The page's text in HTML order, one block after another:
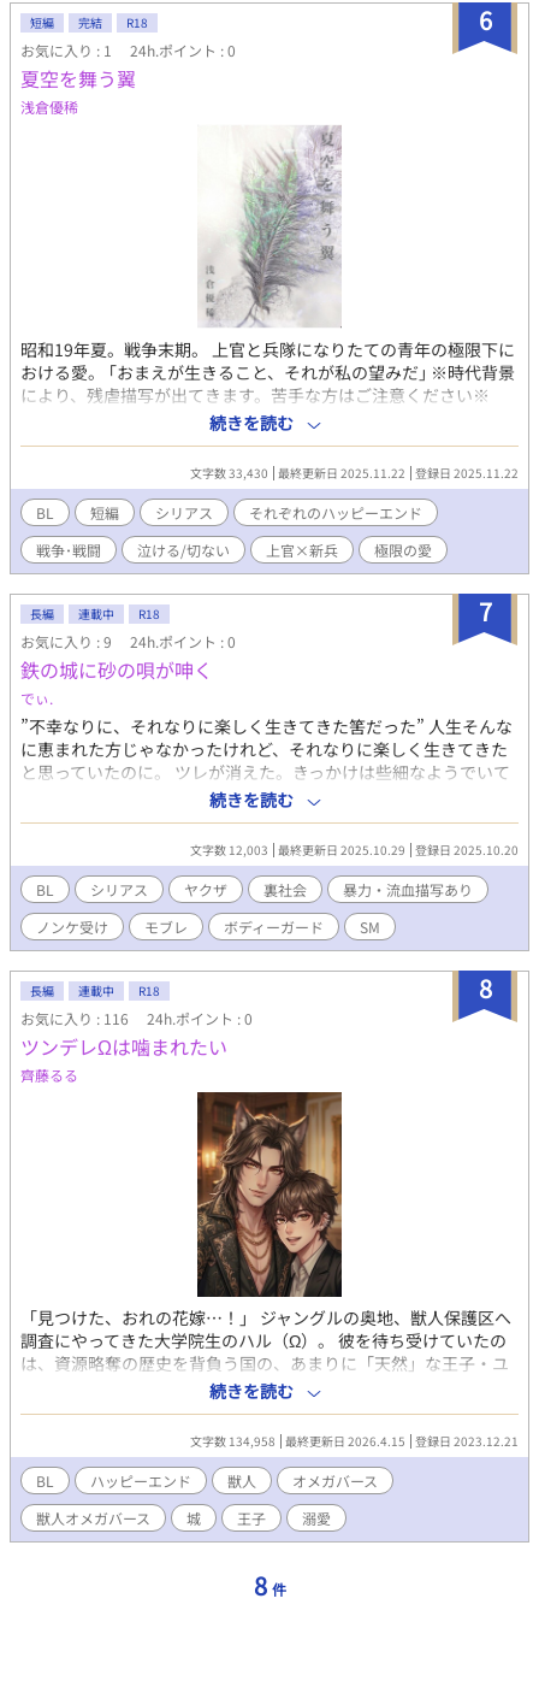
6
短編 完結 R18
お気に入り : 1 24h.ポイント : 0
夏空を舞う翼
浅倉優稀
昭和19年夏。戦争末期。 上官と兵隊になりたての青年の極限下に
おける愛。 ｢おまえが生きること、それが私の望みだ｣ ※時代背景
により、残虐描写が出てきます。苦手な方はご注意ください※
昭和十九年、戦争末期。 十九歳の瀬川将希は日本のはるか南の
島で連合軍と交戦中だった。 将希の隊を率いているのは朝来野
伴行中将。 長身で男ぶりのするこの中将は人望も厚く、兵たち
の憧れだったが、将希が彼に抱く気持ちは、胸の奥が切なく締め
付けられる尊敬や憧れとは異質の痛みだった。 上官であり男性
の朝来野に抱く思いが何なのか、将希は迷い戸惑いながら、ジャ
ングルの中を彷徨う…… この作品は、数年前に新人賞に応募し
たものを加筆修正しています。
続きを読む
文字数 33,430 最終更新日 2025.11.22 登録日 2025.11.22
BL 短編 シリアス
それぞれのハッピーエンド
戦争･戦闘
泣ける/切ない 上官×新兵 極限の愛
7
長編 連載中 R18
お気に入り : 9 24h.ポイント : 0
鉄の城に砂の唄が呻く
でぃ.
”不幸なりに、それなりに楽しく生きてきた筈だった” 人生そんな
に恵まれた方じゃなかったけれど、それなりに楽しく生きてきた
と思っていたのに。 ツレが消えた。きっかけは些細なようでいて
そうでもなかったけれど、とにかくいつもつるんでいたツレが界
隈に姿を見せなくなって一週間、口約束で借りていた数百万の借
金を急に返せと督促を喰らったかと思ったら、終いには母さんが
突然死んだ。 人生の坂を急転直下で転がり落ちて、地べたに激突
した俺は何が悲しいかって、借金がどうとか、自分の身の上がど
うとか、そんな事微塵も効いていなかったけれど、とにかく。 独
りぼっちになってしまった。だから。 傘も差せない雨の中、コン
クリートジャングルの中で、俺は。 生きることが、どうでも良く
なってしまった。 不幸なりにそれなりの人生だった主人公が天涯
孤独の身になった事をきっかけに自暴自棄に陥り、自分の命を売
る選択をした。 身を呈して誰かの盾になる。 それがお金になっ
て、誰かの命が助かって、それで。 俺の命ひとつで、全部清算し
ておしまいにしよう、ってそう思っただけの事が。 「人間って、
思ったより簡単に死ぬだろ」 ただ、生き意地汚い自分を知るだけ
続きを読む
文字数 12,003 最終更新日 2025.10.29 登録日 2025.10.20
BL シリアス ヤクザ 裏社会
暴力・流血描写あり
ノンケ受け
モブレ ボディーガード SM
8
長編 連載中 R18
お気に入り : 116 24h.ポイント : 0
ツンデレΩは噛まれたい
齊藤るる
「見つけた、おれの花嫁…！」 ジャングルの奥地、獣人保護区へ
調査にやってきた大学院生のハル（Ω）。 彼を待ち受けていたの
は、資源略奪の歴史を背負う国の、あまりに「天然」な王子・ユ
キ（α）だった。 初対面でいきなり押し倒され、「おれの子を産
んで！」と迫るユキに、ハルはビンタで応戦！ 第一印象は最悪、
考えれば考えるほどムカつく相手なのに、なぜかハルの身体は、
ユキの甘い匂いに疼いてしまい…！？ おバカな恋の裏側に、奪わ
れた獣人の歴史が交錯する—— オメガバースとは？ 欧米が発祥と
いわれる物語設定で、α（アルファ）、β（ベータ）、Ω（オメ
ガ）、3種の人間が存在するユニバース（架空の世界）のこと。
オメガバースの特徴として、男女に関係なく妊娠することができ
ンル】 ファンタジー・ラブラブ・ギャグ・切ない・ハピエン・子
続きを読む
文字数 134,958 最終更新日 2026.4.15 登録日 2023.12.21
BL ハッピーエンド 獣人
オメガバース
獣人オメガバース
城 王子 溺愛
8 件